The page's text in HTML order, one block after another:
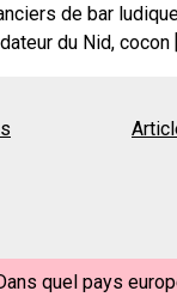
de bar
du Nid, cocon
quel pays